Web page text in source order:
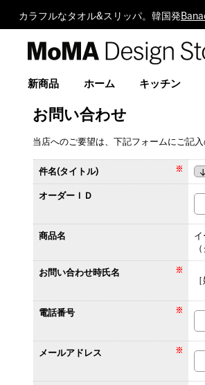
カラフルなタオル&スリッパ。韓国発
新商品 ホーム キッチン
お問い合わせ
当店へのご要望は、下記フォームにご記入
件名(タイトル)
オーダーＩＤ
商品名
イ
お問い合わせ時氏名
電話番号
メールアドレス